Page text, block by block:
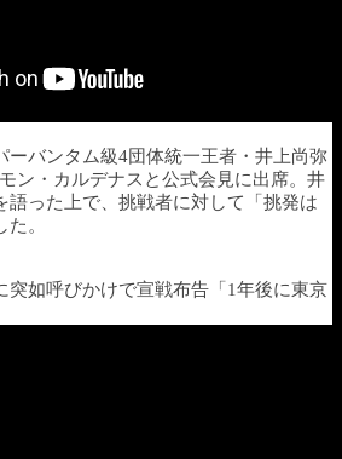
ーバンタム級4団体統一王者・井上尚弥
ン・カルデナスと公式会見に出席。井
語った上で、挑戦者に対して「挑発は
。
如呼びかけで宣戦布告「1年後に東京